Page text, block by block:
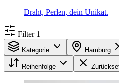
Draht, Perlen, dein Unikat.
Filter 1
Kategorie Hamburg
Reihenfolge